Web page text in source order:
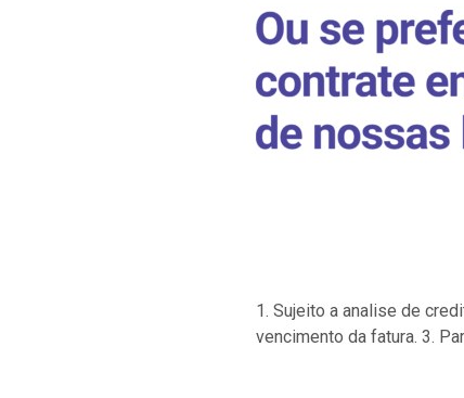
1. Sujeito a analise de
vencimento da fatura. 3.